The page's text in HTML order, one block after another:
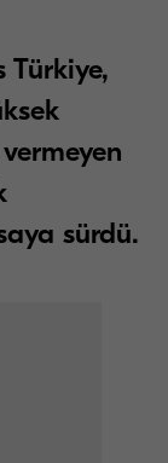
Türkiye,
sürdü.